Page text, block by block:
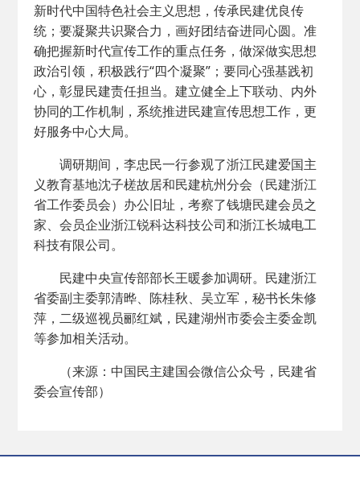
新时代中国特色社会主义思想，传承民建优良传
统；要凝聚共识聚合力，画好团结奋进同心圆。准
确把握新时代宣传工作的重点任务，做深做实思想
政治引领，积极践行“四个凝聚”；要同心强基践初
心，彰显民建责任担当。建立健全上下联动、内外
协同的工作机制，系统推进民建宣传思想工作，更
好服务中心大局。
调研期间，李忠民一行参观了浙江民建爱国主
义教育基地沈子槎故居和民建杭州分会（民建浙江
省工作委员会）办公旧址，考察了钱塘民建会员之
家、会员企业浙江锐科达科技公司和浙江长城电工
科技有限公司。
民建中央宣传部部长王暖参加调研。民建浙江
省委副主委郭清晔、陈桂秋、吴立军，秘书长朱修
萍，二级巡视员郦红斌，民建湖州市委会主委金凯
等参加相关活动。
（来源：中国民主建国会微信公众号，民建省
委会宣传部）